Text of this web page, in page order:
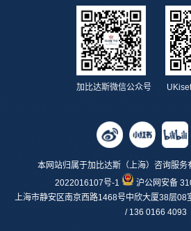
加比达斯微信公众号
本网站归属于加比达斯（上海）咨询服务
2022016107号-1
沪公网安备
上海市静安区南京西路1468号中欣大厦38层08
/ 136 0166 4093